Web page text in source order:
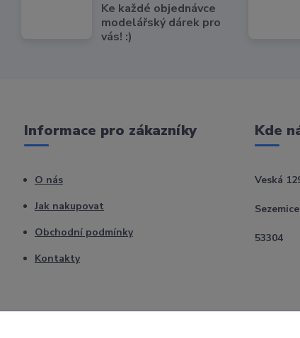
Ke každé objednávce
modelářský dárek pro
vás! :)
Informace pro zákazníky
O nás
Jak nakupovat
Obchodní podmínky
Kontakty
Kde
Veská
53304